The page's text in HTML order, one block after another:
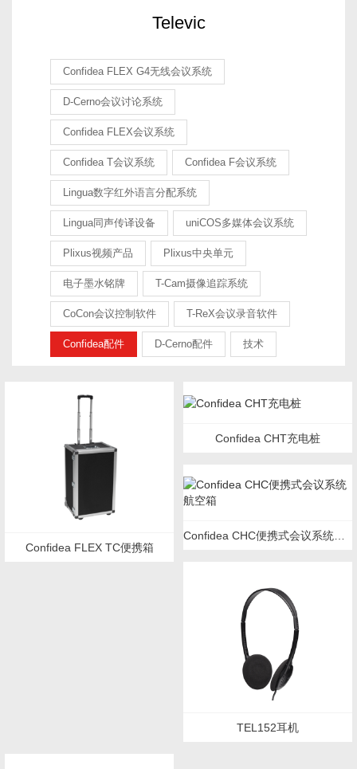
Televic
Confidea FLEX G4无线会议系统
D-Cerno会议讨论系统
Confidea FLEX会议系统
Confidea T会议系统 Confidea F会议系统
Lingua数字红外语言分配系统
Lingua同声传译设备 uniCOS多媒体会议系统
Plixus视频产品 Plixus中央单元
电子墨水铭牌 T-Cam摄像追踪系统
CoCon会议控制软件 T-ReX会议录音软件
Confidea配件 D-Cerno配件 技术
Confidea FLEX TC便携箱
Confidea CHT充电桩
TEL152耳机